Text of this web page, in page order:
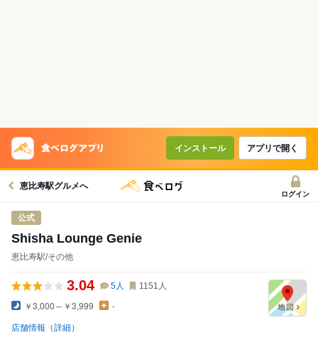
インストール アプリで開く
恵比寿駅グルメへ
ログイン
公式
Shisha Lounge Genie
恵比寿駅/その他
3.04 5人 1151 人
￥3,000～￥3,999 -
店舗情報（詳細）